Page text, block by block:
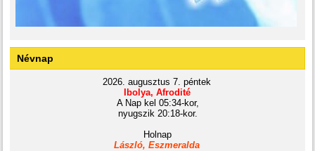
Névnap
2026. augusztus 7. péntek
Ibolya, Afrodité
A Nap kel 05:34-kor,
nyugszik 20:18-kor.
Holnap
László, Eszmeralda